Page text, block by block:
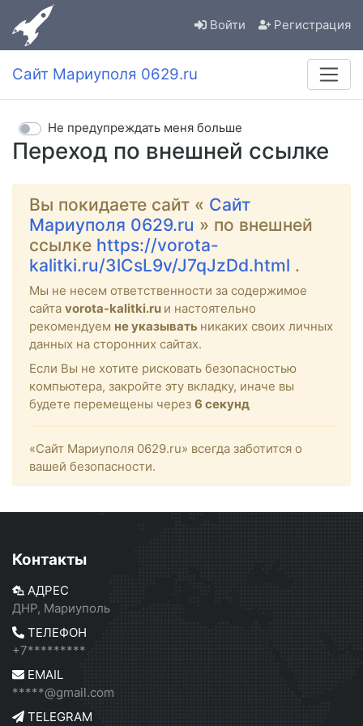
Войти Регистрация
Сайт Мариуполя 0629.ru
Переход по внешней ссылке
Не предупреждать меня больше
Вы покидаете сайт « Сайт
Мариуполя 0629.ru » по внешней
ссылке https://vorota-
kalitki.ru/3lCsL9v/J7qJzDd.html .
Мы не несем ответственности за содержимое
сайта vorota-kalitki.ru и настоятельно
рекомендуем не указывать никаких своих личных
данных на сторонних сайтах.
Если Вы не хотите рисковать безопасностью
компьютера, закройте эту вкладку, иначе вы
будете перемещены через 6 секунд
«Сайт Мариуполя 0629.ru» всегда заботится о
вашей безопасности.
Контакты
АДРЕС
ДНР, Мариуполь
ТЕЛЕФОН
+7*********
EMAIL
*****@gmail.com
TELEGRAM